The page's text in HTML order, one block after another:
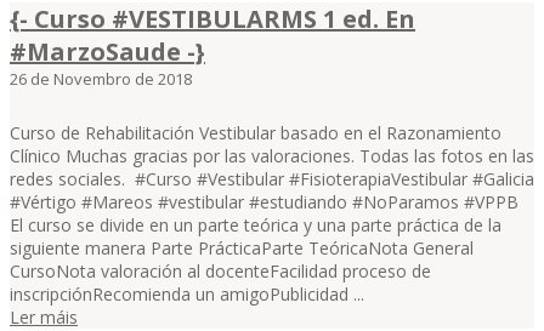
{- Curso #VESTIBULARMS 1 ed. En
#MarzoSaude -}
26 de Novembro de 2018
Curso de Rehabilitación Vestibular basado en el Razonamiento
Clínico Muchas gracias por las valoraciones. Todas las fotos en las
redes sociales. #Curso #Vestibular #FisioterapiaVestibular #Galicia
#Vértigo #Mareos #vestibular #estudiando #NoParamos #VPPB
El curso se divide en un parte teórica y una parte práctica de la
siguiente manera Parte PrácticaParte TeóricaNota General
CursoNota valoración al docenteFacilidad proceso de
inscripciónRecomienda un amigoPublicidad ...
Ler máis